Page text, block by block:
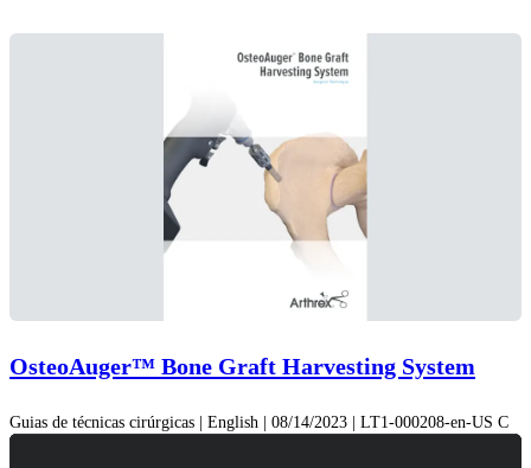
OsteoAuger™ Bone Graft Harvesting System
Guias de técnicas cirúrgicas | English | 08/14/2023 | LT1-000208-en-US C